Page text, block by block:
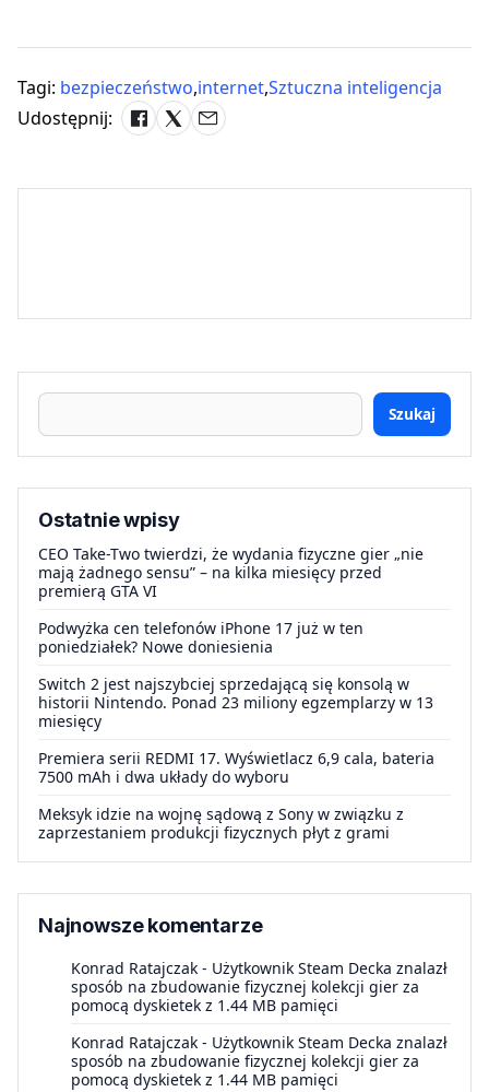
Tagi: bezpieczeństwo,internet,Sztuczna inteligencja
Udostępnij:
Szukaj
Ostatnie wpisy
CEO Take-Two twierdzi, że wydania fizyczne gier „nie
mają żadnego sensu” – na kilka miesięcy przed
premierą GTA VI
Podwyżka cen telefonów iPhone 17 już w ten
poniedziałek? Nowe doniesienia
Switch 2 jest najszybciej sprzedającą się konsolą w
historii Nintendo. Ponad 23 miliony egzemplarzy w 13
miesięcy
Premiera serii REDMI 17. Wyświetlacz 6,9 cala, bateria
7500 mAh i dwa układy do wyboru
Meksyk idzie na wojnę sądową z Sony w związku z
zaprzestaniem produkcji fizycznych płyt z grami
Najnowsze komentarze
Konrad Ratajczak - Użytkownik Steam Decka znalazł
sposób na zbudowanie fizycznej kolekcji gier za
pomocą dyskietek z 1.44 MB pamięci
Konrad Ratajczak - Użytkownik Steam Decka znalazł
sposób na zbudowanie fizycznej kolekcji gier za
pomocą dyskietek z 1.44 MB pamięci